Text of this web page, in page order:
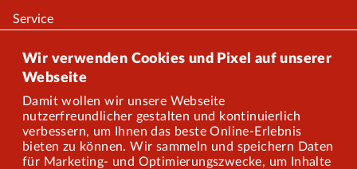
Wir verwenden Cookies und Pixel auf unserer
Webseite
Damit wollen wir unsere Webseite
nutzerfreundlicher gestalten und kontinuierlich
verbessern, um Ihnen das beste Online-Erlebnis
bieten zu können. Wir sammeln und speichern Daten
für Marketing- und Optimierungszwecke, um Inhalte
Service
Onlineshop
Über uns
Karriere